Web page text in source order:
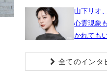
山下リオ
心霊現象
かれても
全てのインタ